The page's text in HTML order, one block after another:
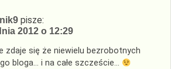
pisze:
2012 o 12:29
zdaje się że niewielu bezrobotnych
bloga… i na całe szczeście…